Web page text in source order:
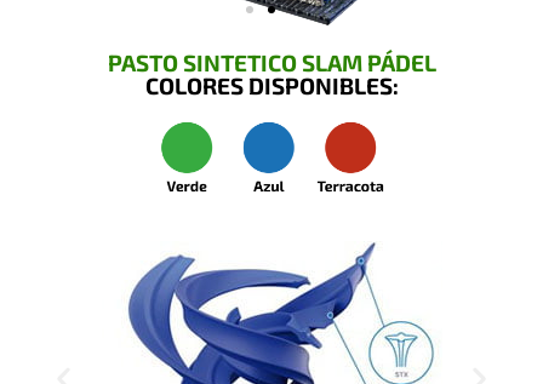
PASTO SINTETICO SLAM PÁDEL
COLORES DISPONIBLES: